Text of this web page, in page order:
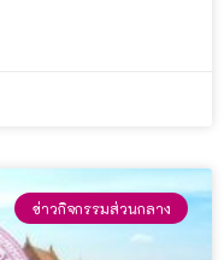
ข่าวกิจกรรมส่วนกลาง